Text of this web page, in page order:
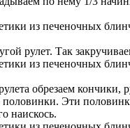
рулет. Так
обрезаем кончики,
половинки. Эти
наискось.